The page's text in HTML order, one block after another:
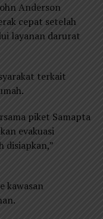
Anderson
cepat setelah
layanan darurat
terkait
piket Samapta
evakuasi
disiapkan,”
kawasan